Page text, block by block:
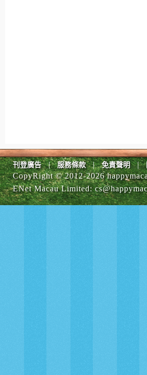
刊登廣告 | 服務條款 | 免責聲明 |
CopyRight © 2012-2026
ENet Macau Limited: